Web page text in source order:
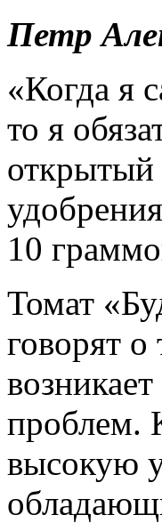
Петр
«Когда я
то я
открытый
10
Томат
говорят о
проблем.
высокую